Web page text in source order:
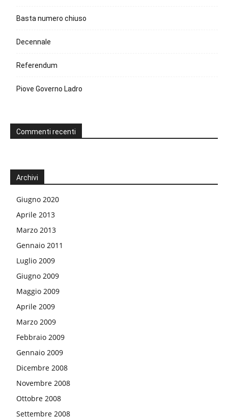
Basta numero chiuso
Decennale
Referendum
Piove Governo Ladro
Commenti recenti
Archivi
Giugno 2020
Aprile 2013
Marzo 2013
Gennaio 2011
Luglio 2009
Giugno 2009
Maggio 2009
Aprile 2009
Marzo 2009
Febbraio 2009
Gennaio 2009
Dicembre 2008
Novembre 2008
Ottobre 2008
Settembre 2008